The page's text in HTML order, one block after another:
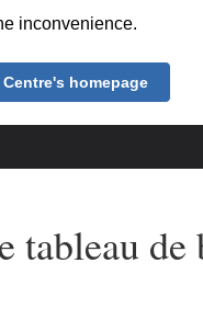
tableau